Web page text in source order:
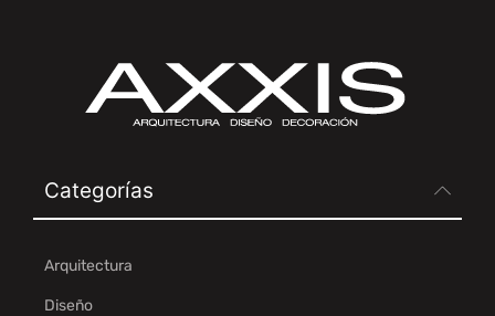
Categorías
Arquitectura
Diseño